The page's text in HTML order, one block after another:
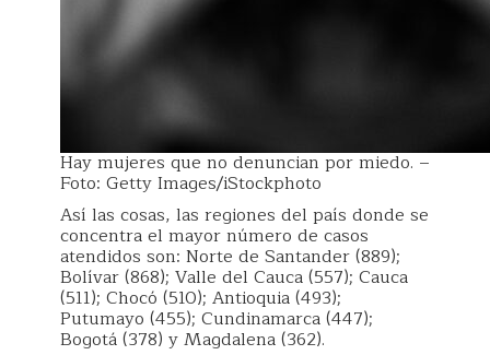
Hay mujeres que no denuncian por miedo. –
Foto: Getty Images/iStockphoto
Así las cosas, las regiones del país donde se
concentra el mayor número de casos
atendidos son: Norte de Santander (889);
Bolívar (868); Valle del Cauca (557); Cauca
(511); Chocó (510); Antioquia (493);
Putumayo (455); Cundinamarca (447);
Bogotá (378) y Magdalena (362).